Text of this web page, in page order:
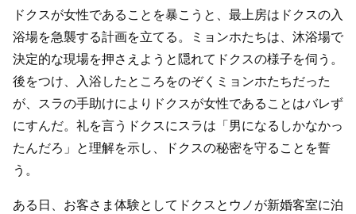
ドクスが女性であることを暴こうと、最上房はドクスの入
浴場を急襲する計画を立てる。ミョンホたちは、沐浴場で
決定的な現場を押さえようと隠れてドクスの様子を伺う。
後をつけ、入浴したところをのぞくミョンホたちだった
が、スラの手助けによりドクスが女性であることはバレず
にすんだ。礼を言うドクスにスラは「男になるしかなかっ
たんだろ」と理解を示し、ドクスの秘密を守ることを誓
う。
ある日、お客さま体験としてドクスとウノが新婚客室に泊